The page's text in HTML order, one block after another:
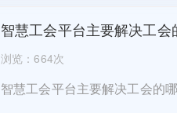
智慧工会平台主要解决工会
浏览：664次
智慧工会平台主要解决工会的